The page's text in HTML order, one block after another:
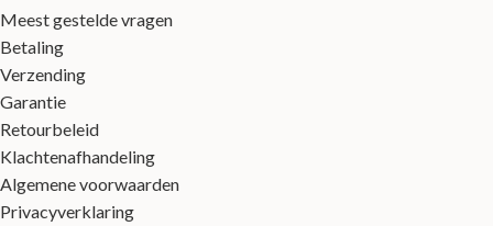
Meest gestelde vragen
Betaling
Verzending
Garantie
Retourbeleid
Klachtenafhandeling
Algemene voorwaarden
Privacyverklaring